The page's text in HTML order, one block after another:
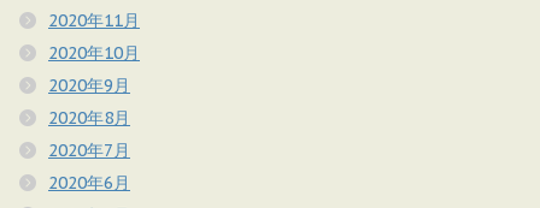
2020年11月
2020年10月
2020年9月
2020年8月
2020年7月
2020年6月